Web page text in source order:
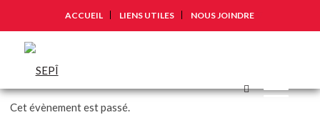
ACCUEIL LIENS UTILES NOUS JOINDRE
Cet évènement est passé.